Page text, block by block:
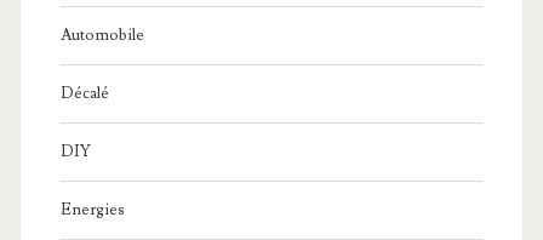
Automobile
Décalé
DIY
Energies